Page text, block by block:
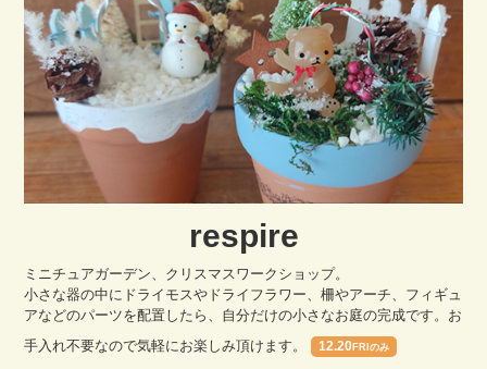
respire
ミニチュアガーデン、クリスマスワークショップ。
小さな器の中にドライモスやドライフラワー、柵やアーチ、フィギュ
アなどのパーツを配置したら、自分だけの小さなお庭の完成です。お
手入れ不要なので気軽にお楽しみ頂けます。 12.20FRIのみ